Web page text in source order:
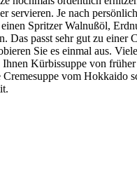
servieren. Je nach
Spritzer Walnußöl,
Das passt sehr gut zu einer
Sie es einmal aus.
Ihnen Kürbissuppe von
Cremesuppe vom Hokkaido